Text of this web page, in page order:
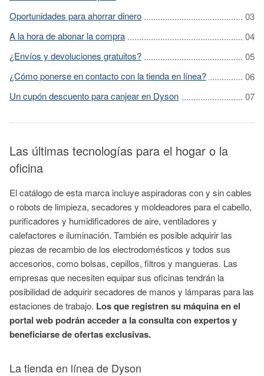
Oportunidades para ahorrar dinero
A la hora de abonar la compra
¿Envíos y devoluciones gratuitos?
¿Cómo ponerse en contacto con la tienda en línea?
Un cupón descuento para canjear en Dyson
Las últimas tecnologías para el hogar o la
oficina
El catálogo de esta marca incluye aspiradoras con y sin cables
o robots de limpieza, secadores y moldeadores para el cabello,
purificadores y humidificadores de aire, ventiladores y
calefactores e iluminación. También es posible adquirir las
piezas de recambio de los electrodomésticos y todos sus
accesorios, como bolsas, cepillos, filtros y mangueras. Las
empresas que necesiten equipar sus oficinas tendrán la
posibilidad de adquirir secadores de manos y lámparas para las
estaciones de trabajo. Los que registren su máquina en el
portal web podrán acceder a la consulta con expertos y
beneficiarse de ofertas exclusivas.
La tienda en línea de Dyson